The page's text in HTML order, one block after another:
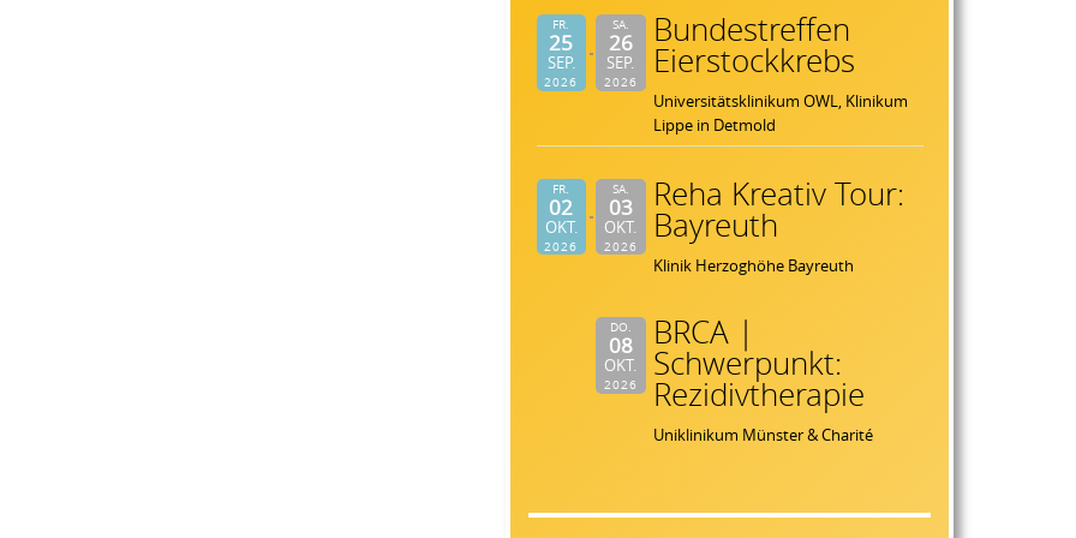
FR.
25
SEP.
2026
SA.
26
SEP.
2026
Bundestreffen
Eierstockkrebs
Universitätsklinikum OWL, Klinikum
Lippe in Detmold
FR.
02
OKT.
2026
SA.
03
OKT.
2026
Reha Kreativ Tour:
Bayreuth
Klinik Herzoghöhe Bayreuth
DO.
08
OKT.
2026
BRCA |
Schwerpunkt:
Rezidivtherapie
Uniklinikum Münster & Charité